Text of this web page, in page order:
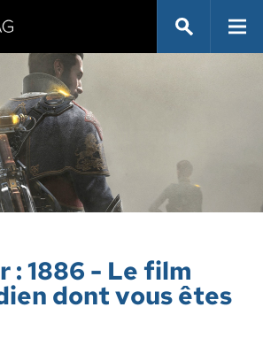
: 1886 - Le film
dont vous êtes